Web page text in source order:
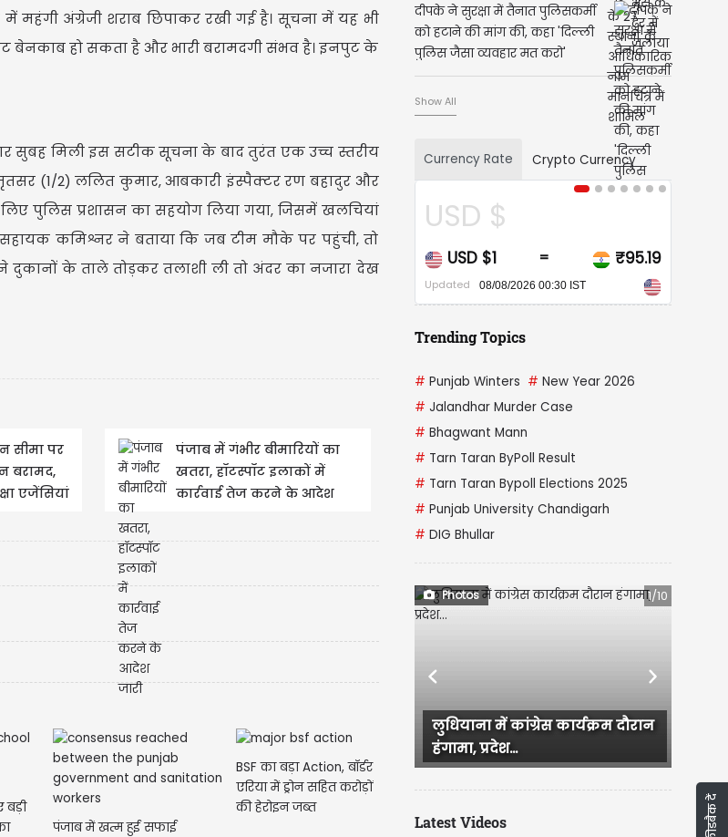
महंगी अंग्रेजी शराब छिपाकर रखी गई है। सूचना में यह भी
बेनकाब हो सकता है और भारी बरामदगी संभव है। इनपुट के
सुबह मिली इस सटीक सूचना के बाद तुरंत एक उच्च स्तरीय
(1/2) ललित कुमार, आबकारी इंस्पैक्टर रण बहादुर और
पुलिस प्रशासन का सहयोग लिया गया, जिसमें खलचियां
कमिश्नर ने बताया कि जब टीम मौके पर पहुंची, तो
के ताले तोड़कर तलाशी ली तो अंदर का नजारा देख
सीमा पर
बरामद,
एजेंसियां
पंजाब में गंभीर बीमारियों का
खतरा, हॉटस्पॉट इलाकों में
कार्रवाई तेज करने के आदेश
पंजाब में खत्म हुई सफाई
BSF का बड़ा Action, बॉर्डर
एरिया में ड्रोन सहित करोड़ों
की हेरोइन जब्त
दीपके ने सुरक्षा में तैनात पुलिसकर्मी
को हटाने की मांग की, कहा 'दिल्ली
पुलिस जैसा व्यवहार मत करो'
Show All
Currency Rate Crypto Currency
USD $
USD $1 ₹95.19
08/08/2026 00:30 IST
CAD $1
Updated 08/08/2026 00:30 IST
Trending Topics
# Punjab Winters # New Year 2026
# Jalandhar Murder Case
# Bhagwant Mann
# Tarn Taran ByPoll Result
# Tarn Taran Bypoll Elections 2025
# Punjab University Chandigarh
# DIG Bhullar
Photos 1/10
लुधियाना में कांग्रेस कार्यक्रम दौरान
हंगामा, प्रदेश...
Ludhiana में आज सुबह
Previous Next
Latest Videos फीडबैक दें